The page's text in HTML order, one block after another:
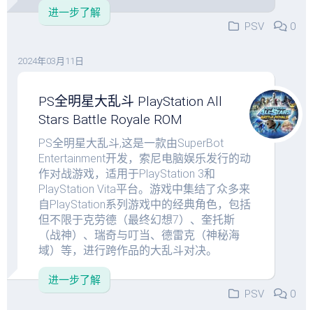
进一步了解
PSV
0
2024年03月11日
PS全明星大乱斗 PlayStation All
Stars Battle Royale ROM
PS全明星大乱斗,这是一款由SuperBot
Entertainment开发，索尼电脑娱乐发行的动
作对战游戏，适用于PlayStation 3和
PlayStation Vita平台。游戏中集结了众多来
自PlayStation系列游戏中的经典角色，包括
但不限于克劳德（最终幻想7）、奎托斯
（战神）、瑞奇与叮当、德雷克（神秘海
域）等，进行跨作品的大乱斗对决。
进一步了解
PSV
0